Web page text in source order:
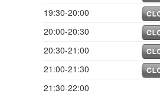
19:30-20:00
20:00-20:30
20:30-21:00
21:00-21:30
21:30-22:00